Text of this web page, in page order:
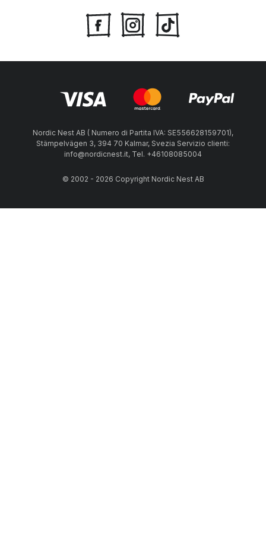
Nordic Nest AB ( Numero di Partita IVA: SE556628159701),
Stämpelvägen 3, 394 70 Kalmar, Svezia Servizio clienti:
info@nordicnest.it, Tel. +46108085004
© 2002 - 2026 Copyright Nordic Nest AB